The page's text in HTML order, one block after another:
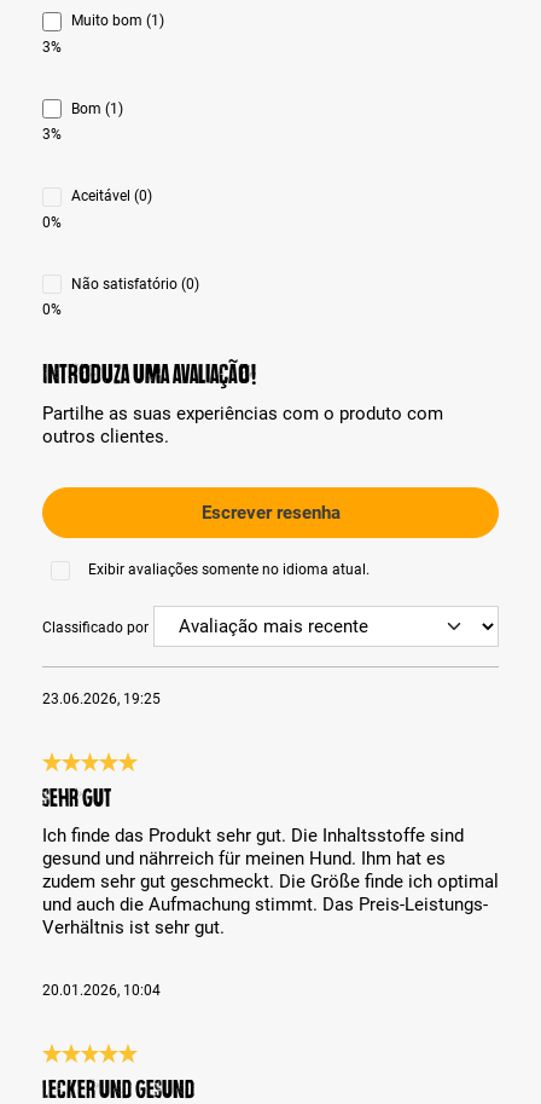
Muito bom (1)
3%
Bom (1)
3%
Aceitável (0)
0%
Não satisfatório (0)
0%
Introduza uma avaliação!
Partilhe as suas experiências com o produto com
outros clientes.
Escrever resenha
Exibir avaliações somente no idioma atual.
Classificado por
23.06.2026, 19:25
Análise com classificação de 5 de 5 estrelas
Sehr gut
Ich finde das Produkt sehr gut. Die Inhaltsstoffe sind
gesund und nährreich für meinen Hund. Ihm hat es
zudem sehr gut geschmeckt. Die Größe finde ich optimal
und auch die Aufmachung stimmt. Das Preis-Leistungs-
Verhältnis ist sehr gut.
20.01.2026, 10:04
Análise com classificação de 5 de 5 estrelas
Lecker und gesund